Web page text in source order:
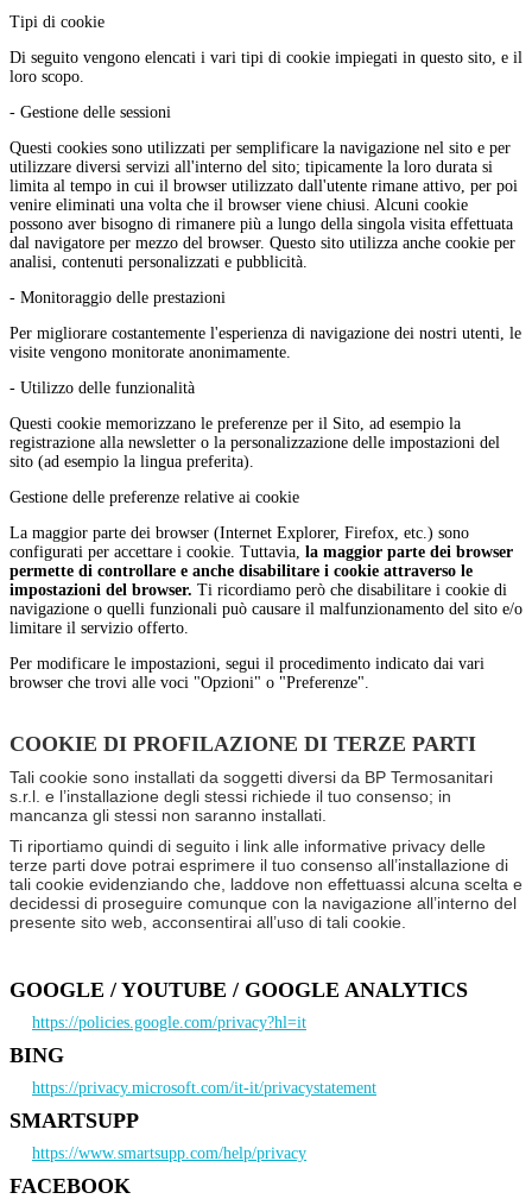
Tipi di cookie
Di seguito vengono elencati i vari tipi di cookie impiegati in questo sito, e il
loro scopo.
- Gestione delle sessioni
Questi cookies sono utilizzati per semplificare la navigazione nel sito e per
utilizzare diversi servizi all'interno del sito; tipicamente la loro durata si
limita al tempo in cui il browser utilizzato dall'utente rimane attivo, per poi
venire eliminati una volta che il browser viene chiusi. Alcuni cookie
possono aver bisogno di rimanere più a lungo della singola visita effettuata
dal navigatore per mezzo del browser. Questo sito utilizza anche cookie per
analisi, contenuti personalizzati e pubblicità.
- Monitoraggio delle prestazioni
Per migliorare costantemente l'esperienza di navigazione dei nostri utenti, le
visite vengono monitorate anonimamente.
- Utilizzo delle funzionalità
Questi cookie memorizzano le preferenze per il Sito, ad esempio la
registrazione alla newsletter o la personalizzazione delle impostazioni del
sito (ad esempio la lingua preferita).
Gestione delle preferenze relative ai cookie
La maggior parte dei browser (Internet Explorer, Firefox, etc.) sono
configurati per accettare i cookie. Tuttavia, la maggior parte dei browser
permette di controllare e anche disabilitare i cookie attraverso le
impostazioni del browser. Ti ricordiamo però che disabilitare i cookie di
navigazione o quelli funzionali può causare il malfunzionamento del sito e/o
limitare il servizio offerto.
Per modificare le impostazioni, segui il procedimento indicato dai vari
browser che trovi alle voci "Opzioni" o "Preferenze".
COOKIE DI PROFILAZIONE DI TERZE PARTI
Tali cookie sono installati da soggetti diversi da BP Termosanitari
s.r.l. e l’installazione degli stessi richiede il tuo consenso; in
mancanza gli stessi non saranno installati.
Ti riportiamo quindi di seguito i link alle informative privacy delle
terze parti dove potrai esprimere il tuo consenso all’installazione di
tali cookie evidenziando che, laddove non effettuassi alcuna scelta e
decidessi di proseguire comunque con la navigazione all’interno del
presente sito web, acconsentirai all’uso di tali cookie.
GOOGLE / YOUTUBE / GOOGLE ANALYTICS
https://policies.google.com/privacy?hl=it
BING
https://privacy.microsoft.com/it-it/privacystatement
SMARTSUPP
https://www.smartsupp.com/help/privacy
FACEBOOK